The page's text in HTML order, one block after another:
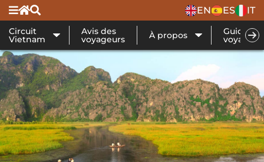
EN ES IT
Circuit
Vietnam
Avis des
voyageurs À propos Guide de
voyage